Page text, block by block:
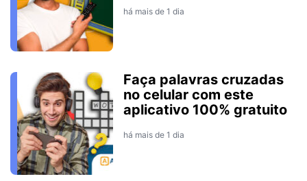
há mais de 1 dia
Faça palavras cruzadas
no celular com este
aplicativo 100% gratuito
há mais de 1 dia